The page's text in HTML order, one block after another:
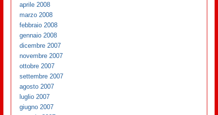
aprile 2008
marzo 2008
febbraio 2008
gennaio 2008
dicembre 2007
novembre 2007
ottobre 2007
settembre 2007
agosto 2007
luglio 2007
giugno 2007